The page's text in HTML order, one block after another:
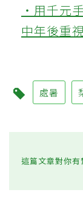
‧用千元
中年後重
處暑
這篇文章對你有